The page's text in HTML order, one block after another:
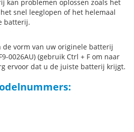
kan problemen oplossen zoals het
snel leeglopen of het helemaal
batterij.
de vorm van uw originele batterij
0026AU) (gebruik Ctrl + F om naar
ervoor dat u de juiste batterij krijgt.